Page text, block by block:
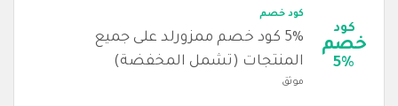
كود
خصم
5%
كود خصم
5% كود خصم ممزورلد على جميع
المنتجات (تشمل المخفضة)
موثق